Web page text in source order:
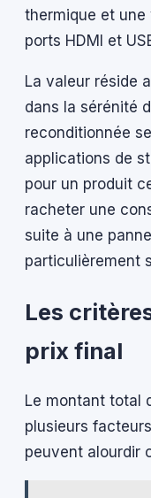
thermique et
ports HDMI et
La valeur réside
dans la sérénité
reconditionnée
applications de
pour un produit
racheter une
suite à une
particulièrement
Les
prix final
Le montant total
plusieurs
peuvent alourdir